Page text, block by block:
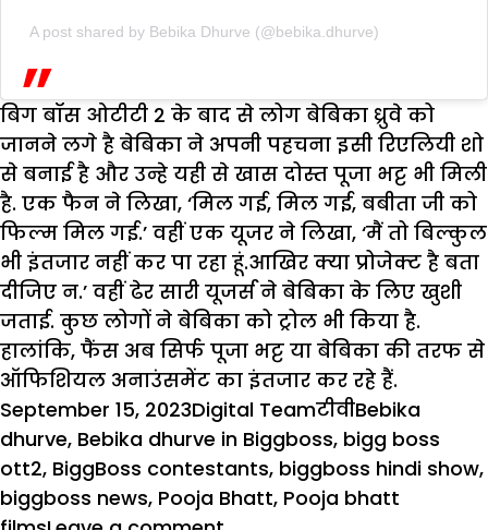
A post shared by Bebika Dhurve (@bebika.dhurve)
बिग बॉस ओटीटी 2 के बाद से लोग बेबिका ध्रुवे को
जानने लगे है बेबिका ने अपनी पहचना इसी रिएलियी शो
से बनाई है और उन्हे यही से खास दोस्त पूजा भट्ट भी मिली
है. एक फैन ने लिखा, ‘मिल गई, मिल गई, बबीता जी को
फिल्म मिल गई.’ वहीं एक यूजर ने लिखा, ‘मैं तो बिल्कुल
भी इंतजार नहीं कर पा रहा हूं.आखिर क्या प्रोजेक्ट है बता
दीजिए न.’ वहीं ढेर सारी यूजर्स ने बेबिका के लिए खुशी
जताई. कुछ लोगों ने बेबिका को ट्रोल भी किया है.
हालांकि, फैंस अब सिर्फ पूजा भट्ट या बेबिका की तरफ से
ऑफिशियल अनाउंसमेंट का इंतजार कर रहे हैं.
Posted
on
September 15, 2023Author
Digital TeamCategories
टीवीTags
Bebika
dhurve, Bebika dhurve in Biggboss, bigg boss
ott2, BiggBoss contestants, biggboss hindi show,
biggboss news, Pooja Bhatt, Pooja bhatt